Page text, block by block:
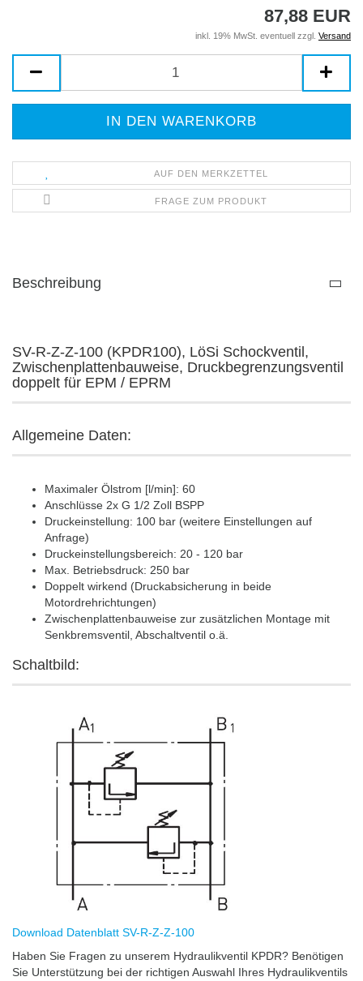
87,88 EUR
inkl. 19% MwSt. eventuell zzgl. Versand
AUF DEN MERKZETTEL
FRAGE ZUM PRODUKT
Beschreibung
SV-R-Z-Z-100 (KPDR100), LöSi Schockventil,
Zwischenplattenbauweise, Druckbegrenzungsventil
doppelt für EPM / EPRM
Allgemeine Daten:
Maximaler Ölstrom [l/min]: 60
Anschlüsse 2x G 1/2 Zoll BSPP
Druckeinstellung: 100 bar (weitere Einstellungen auf
Anfrage)
Druckeinstellungsbereich: 20 - 120 bar
Max. Betriebsdruck: 250 bar
Doppelt wirkend (Druckabsicherung in beide
Motordrehrichtungen)
Zwischenplattenbauweise zur zusätzlichen Montage mit
Senkbremsventil, Abschaltventil o.ä.
Schaltbild:
Download Datenblatt SV-R-Z-Z-100
Haben Sie Fragen zu unserem Hydraulikventil KPDR? Benötigen
Sie Unterstützung bei der richtigen Auswahl Ihres Hydraulikventils